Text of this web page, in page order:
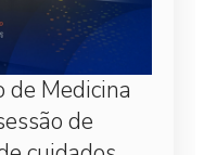
de Medicina
de